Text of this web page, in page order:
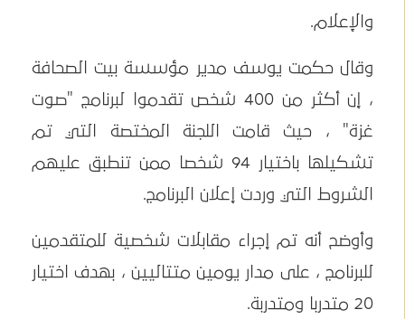
والإعلام.
وقال حكمت يوسف مدير مؤسسة بيت الصحافة
، إن أكثر من 400 شخص تقدموا لبرنامج "صوت
غزة" ، حيث قامت اللجنة المختصة التي تم
تشكيلها باختيار 94 شخصا ممن تنطبق عليهم
الشروط التي وردت إعلان البرنامج.
وأوضح أنه تم إجراء مقابلات شخصية للمتقدمين
للبرنامج ، على مدار يومين متتاليين ، بهدف اختيار
20 متدربا ومتدربة.